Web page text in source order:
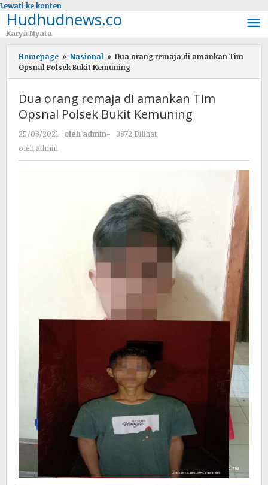
Lewati ke konten
Hudhudnews.co
Karya Nyata
Homepage » Nasional » Dua orang remaja di amankan Tim
Opsnal Polsek Bukit Kemuning
Dua orang remaja di amankan Tim
Opsnal Polsek Bukit Kemuning
25/08/2021 oleh admin-
3872 Dilihat
oleh admin